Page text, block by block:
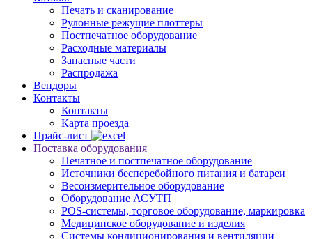
Печать и сканирование
Рулонные режущие плоттеры
Постпечатное оборудование
Расходные материалы
Запасные части
Распродажа
Вендоры
Контакты
Контакты
Карта проезда
Прайс-лист
Поставка оборудования
Печатное и постпечатное оборудование
Источники бесперебойного питания и батареи
Весоизмерительное оборудование
Оборудование АСУТП
POS-системы, торговое оборудование, маркировка
Медицинское оборудование и изделия
Системы кондиционирования и вентиляции